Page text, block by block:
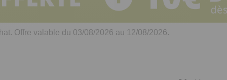
cuisine
de cuisine malins
intimité
Offre valable du 03/08/2026 au 12/08/2026.